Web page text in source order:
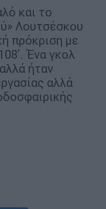
και το
Λουτσέσκου
πρόκριση με
Ένα γκολ
ήταν
αλλά